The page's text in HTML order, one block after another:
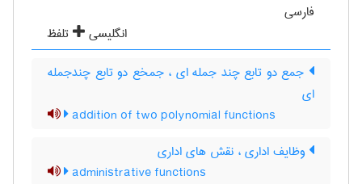
فارسی
انگلیسی
تلفظ
جمع دو تابع چند جمله ای ، جمخع دو تابع چندجمله
ای
addition of two polynomial functions
وظایف اداری ، نقش های اداری
administrative functions